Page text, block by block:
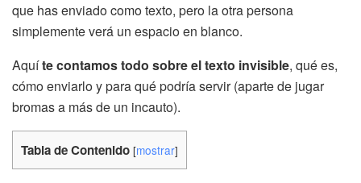
que has enviado como texto, pero la otra persona
simplemente verá un espacio en blanco.
Aquíte contamos todo sobre el texto invisible, qué es,
cómo enviarlo y para qué podría servir (aparte de jugar
bromas a más de un incauto).
Tabla de Contenido [mostrar]